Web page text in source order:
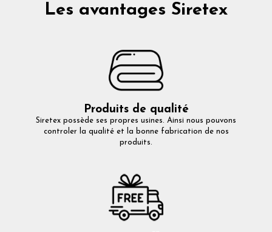
Les avantages Siretex
Produits de qualité
Siretex possède ses propres usines. Ainsi nous pouvons
controler la qualité et la bonne fabrication de nos
produits.